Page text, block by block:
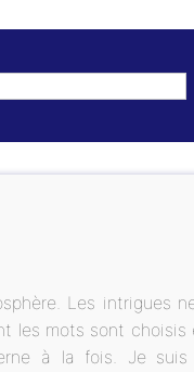
Les intrigues
les mots sont choisis
à la fois. Je suis